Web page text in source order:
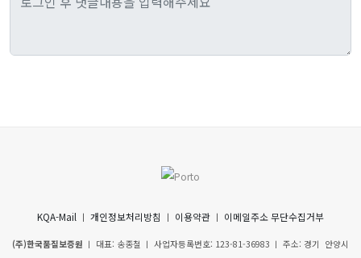
KQA-Mail ㅣ 개인정보처리방침 ㅣ 이용약관 ㅣ 이메일주소 무단수집거부
(주)한국품질보증원 ㅣ 대표: 송종철 ㅣ 사업자등록번호: 123-81-36983 ㅣ 주소: 경기 안양시